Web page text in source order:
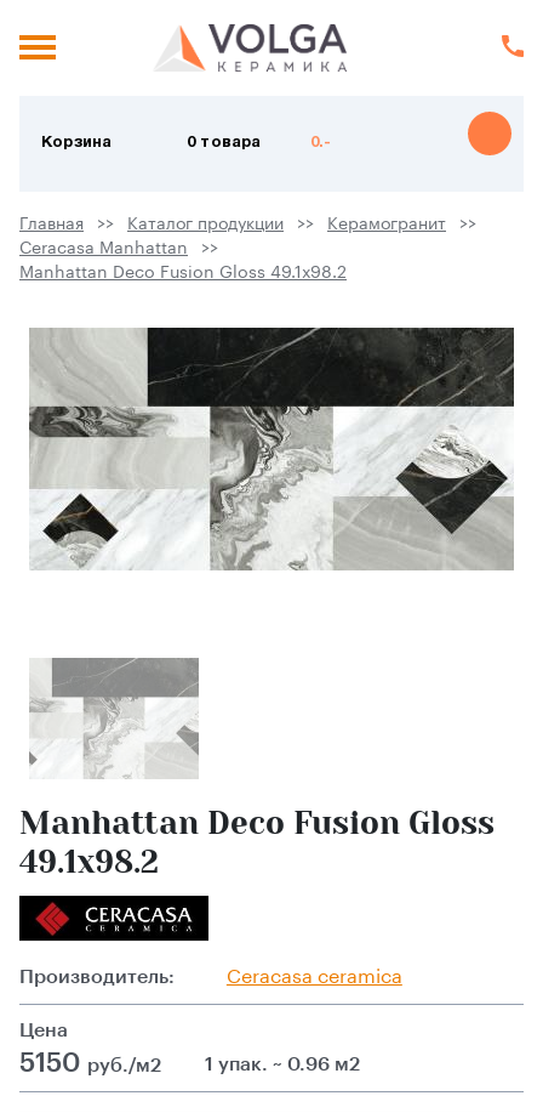
Корзина 0 товара 0.-
Главная Каталог продукции
Керамогранит
Ceracasa Manhattan
Manhattan Deco Fusion Gloss 49.1х98.2
Manhattan Deco Fusion Gloss
49.1х98.2
Производитель: Ceracasa ceramica
Цена
5150 руб./м2 1 упак. ~ 0.96 м2